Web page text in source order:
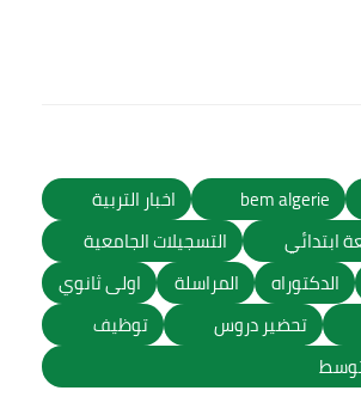
bem algerie
اخبار التربية
ابتدائي
التسجيلات الجامعية
الدكتوراه المراسلة
اولى ثانوي
تحضير دروس
توظيف